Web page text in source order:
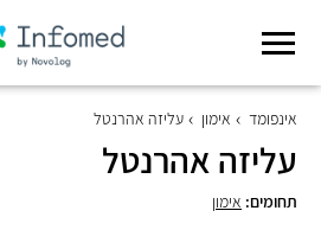
אינפומד אימון עליזה אהרנטל
עליזה אהרנטל
תחומים: אימון